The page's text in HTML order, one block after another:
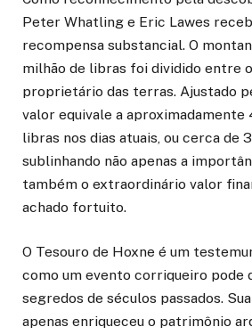
Peter Whatling e Eric Lawes
recompensa substancial. O
milhão de libras foi dividido entre
proprietário das terras. Ajustado
valor equivale a aproximadamente
libras nos dias atuais, ou cerca de
sublinhando não apenas a
também o extraordinário valor
achado fortuito.
O Tesouro de Hoxne é um
como um evento corriqueiro pode
segredos de séculos passados.
apenas enriqueceu o patrimônio